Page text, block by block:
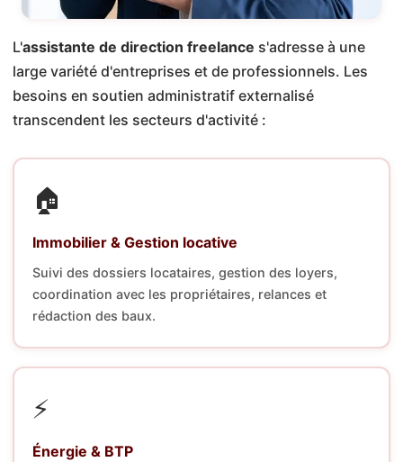
L'assistante de direction freelance s'adresse à une
large variété d'entreprises et de professionnels. Les
besoins en soutien administratif externalisé
transcendent les secteurs d'activité :
🏠
Immobilier & Gestion locative
Suivi des dossiers locataires, gestion des loyers,
coordination avec les propriétaires, relances et
rédaction des baux.
⚡
Énergie & BTP